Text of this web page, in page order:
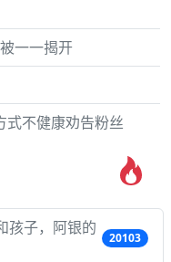
一一揭开
式不健康劝告粉丝
孩子，阿银的
20103